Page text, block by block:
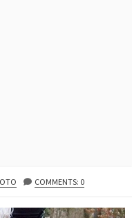
COMMENTS: 0